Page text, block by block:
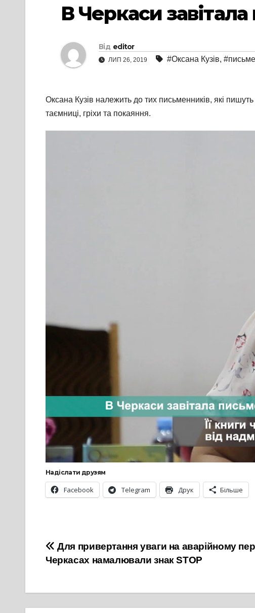
В Черкаси
Від editor
ЛИП 26, 2019 #Оксана Кузів,
Оксана Кузів належить до тих письменників, які
таємниці, гріхи та покаяння.
Надіслати друзям
Facebook Telegram Друк Більше
Навігація
записів
Для привертання уваги на аварійному
Черкасах намалювали знак STOP